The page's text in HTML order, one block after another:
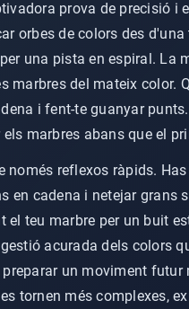
prova de precisió i
orbes de colors des
una pista en espiral. La
marbres del mateix color.
i fent-te guanyar
marbres abans que el
només reflexos ràpids.
en cadena i netejar grans
teu marbre per un buit
acurada dels colors
un moviment
tornen més complexes,